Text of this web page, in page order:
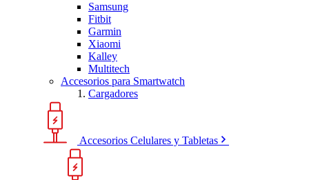
Samsung
Fitbit
Garmin
Xiaomi
Kalley
Multitech
Accesorios para Smartwatch
Cargadores
Accesorios Celulares y Tabletas